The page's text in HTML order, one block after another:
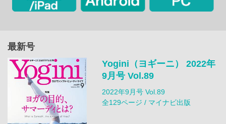
最新号
Yogini（ヨギーニ） 2022年
9月号 Vol.89
2022年9月号 Vol.89
全129ページ / マイナビ出版